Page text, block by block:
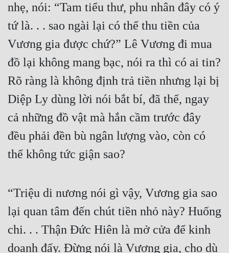
nhẹ, nói: “Tam tiểu thư, phu nhân đây có ý
tứ là. . . sao ngài lại có thể thu tiền của
Vương gia được chứ?” Lê Vương đi mua
đồ lại không mang bạc, nói ra thì có ai tin?
Rõ ràng là không định trả tiền nhưng lại bị
Diệp Ly dùng lời nói bắt bí, đã thế, ngay
cả những đồ vật mà hắn cầm trước đây
đều phải đền bù ngân lượng vào, còn có
thể không tức giận sao?
“Triệu di nương nói gì vậy, Vương gia sao
lại quan tâm đến chút tiền nhỏ này? Huống
chi. . . Thận Đức Hiên là mở cửa để kinh
doanh đấy. Đừng nói là Vương gia, cho dù